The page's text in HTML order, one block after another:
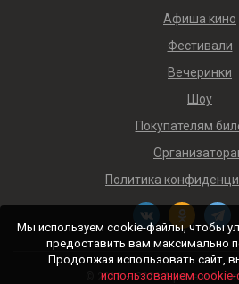
Афиша кино
Фестивали
Вечеринки
Шоу
Покупателям
Политика
© 2018 — 2026 Афиша и
Мы используем cookie-файлы, чтобы
предоставить вам максимально
Продолжая использовать сайт,
использованием